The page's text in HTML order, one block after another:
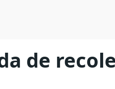
de